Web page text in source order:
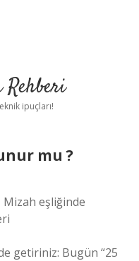
ipuçları!
mu ?
eşliğinde
getiriniz: Bugün “25